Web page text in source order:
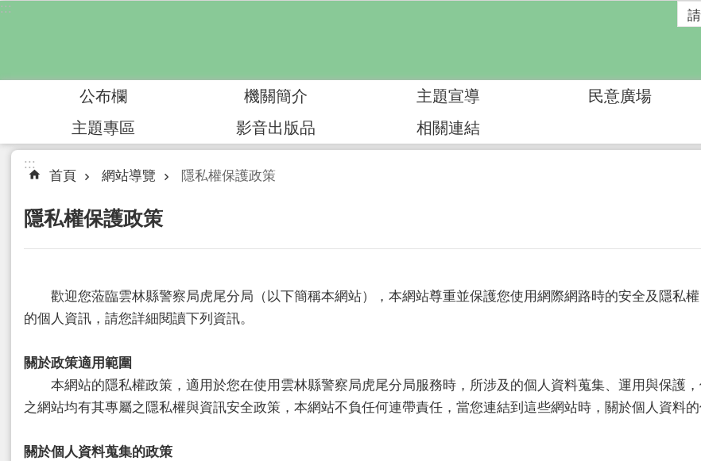
跳到主要內容區塊
:::
公布欄 機關簡介 主題宣導 民意廣場
主題專區
影音出版品 相關連結
:::
首頁 網站導覽 隱私權保護政策
隱私權保護政策
歡迎您蒞臨雲林縣警察局虎尾分局（以下簡稱本網站），本網站尊重並保護您使用網際網路時的安全及隱私
的個人資訊，請您詳細閱讀下列資訊。
關於政策適用範圍
本網站的隱私權政策，適用於您在使用雲林縣警察局虎尾分局服務時，所涉及的個人資料蒐集、運用與保護
之網站均有其專屬之隱私權與資訊安全政策，本網站不負任何連帶責任，當您連結到這些網站時，關於個人資料
關於個人資料蒐集的政策